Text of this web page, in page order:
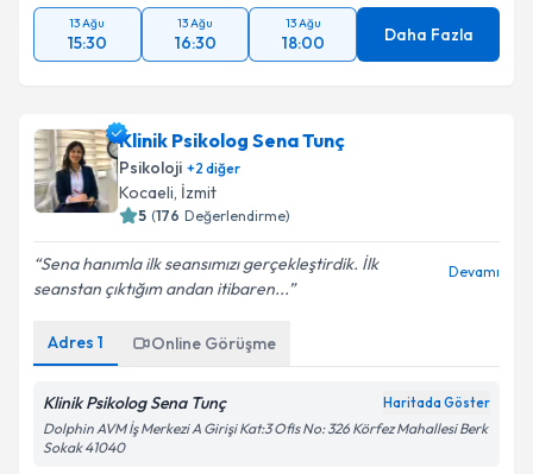
13 Ağu
15:30
13 Ağu
16:30
13 Ağu
18:00 Daha Fazla
Klinik Psikolog Sena Tunç
Psikoloji +2 diğer
Kocaeli, İzmit
5 (176 Değerlendirme)
Sena hanımla ilk seansımızı gerçekleştirdik. İlk
seanstan çıktığım andan itibaren...
Devamı
Adres 1 Online Görüşme
Klinik Psikolog Sena Tunç Haritada Göster
Dolphin AVM İş Merkezi A Girişi Kat:3 Ofis No: 326 Körfez Mahallesi Berk
Sokak 41040